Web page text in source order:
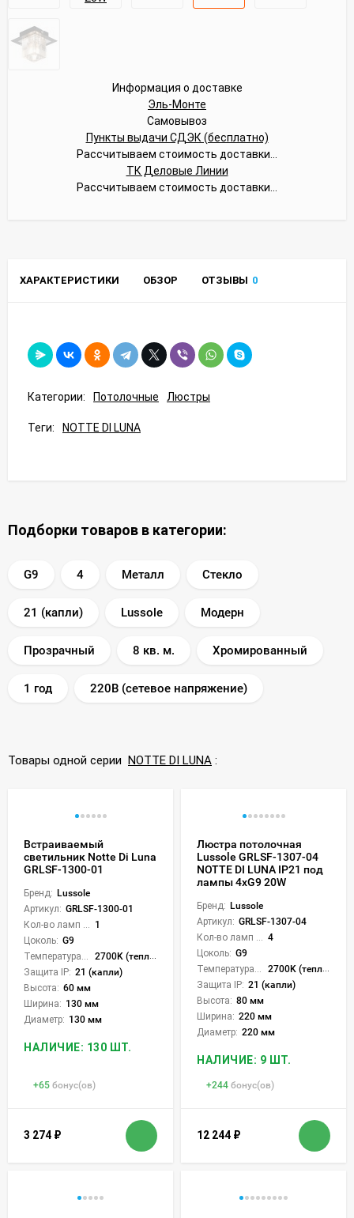
Информация о доставке
Эль-Монте
Самовывоз
Пункты выдачи СДЭК (бесплатно)
Рассчитываем стоимость доставки...
ТК Деловые Линии
Рассчитываем стоимость доставки...
ХАРАКТЕРИСТИКИ ОБЗОР ОТЗЫВЫ 0
Категории: Потолочные Люстры
Теги: NOTTE DI LUNA
Подборки товаров в категории:
G9 4 Металл Стекло
21 (капли) Lussole Модерн
Прозрачный 8 кв. м. Хромированный
1 год 220В (сетевое напряжение)
Товары одной серии NOTTE DI LUNA :
Встраиваемый
светильник Notte Di Luna
GRLSF-1300-01
Бренд: Lussole
Артикул: GRLSF-1300-01
1
Цоколь: G9
2700K (теплый)
Защита IP: 21 (капли)
Высота: 60 мм
Ширина: 130 мм
Диаметр: 130 мм
НАЛИЧИЕ: 130 ШТ.
+65 бонус(ов)
3 274 ₽
Люстра потолочная
Lussole GRLSF-1307-04
NOTTE DI LUNA IP21 под
лампы 4xG9 20W
Бренд: Lussole
Артикул: GRLSF-1307-04
4
Цоколь: G9
2700K (теплый)
Защита IP: 21 (капли)
Высота: 80 мм
Ширина: 220 мм
Диаметр: 220 мм
НАЛИЧИЕ: 9 ШТ.
+244 бонус(ов)
12 244 ₽